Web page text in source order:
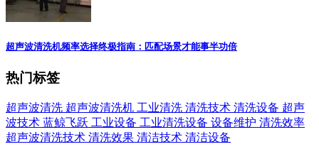
超声波清洗机频率选择终极指南：匹配场景才能事半功倍
热门标签
超声波清洗 超声波清洗机 工业清洗 清洗技术 清洗设备 超声
波技术 蓝鲸飞跃 工业设备 工业清洗设备 设备维护 清洗效率
超声波清洗技术 清洗效果 清洁技术 清洁设备